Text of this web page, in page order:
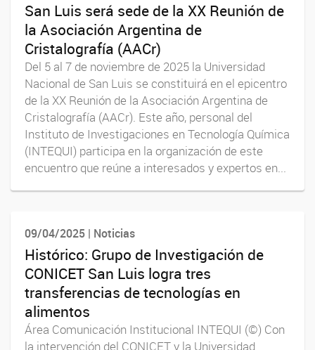
San Luis será sede de la XX Reunión de
la Asociación Argentina de
Cristalografía (AACr)
Del 5 al 7 de noviembre de 2025 la Universidad
Nacional de San Luis se constituirá en el epicentro
de la XX Reunión de la Asociación Argentina de
Cristalografía (AACr). Este año, personal del
Instituto de Investigaciones en Tecnología Química
(INTEQUI) participa en la organización de este
encuentro que reúne a interesados y expertos en...
09/04/2025 | Noticias
Histórico: Grupo de Investigación de
CONICET San Luis logra tres
transferencias de tecnologías en
alimentos
Área Comunicación Institucional INTEQUI (©) Con
la intervención del CONICET y la Universidad